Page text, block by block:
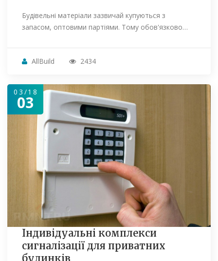
Будівельні матеріали зазвичай купуються з
запасом, оптовими партіями. Тому обов'язково…
AllBuild 2434
03/18
03
Індивідуальні комплекси
сигналізації для приватних
будинків